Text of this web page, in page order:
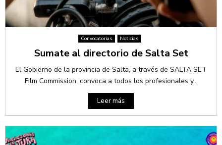
Convocatorias Noticias
Sumate al directorio de Salta Set
El Gobierno de la provincia de Salta, a través de SALTA SET
Film Commission, convoca a todos los profesionales y...
Leer más